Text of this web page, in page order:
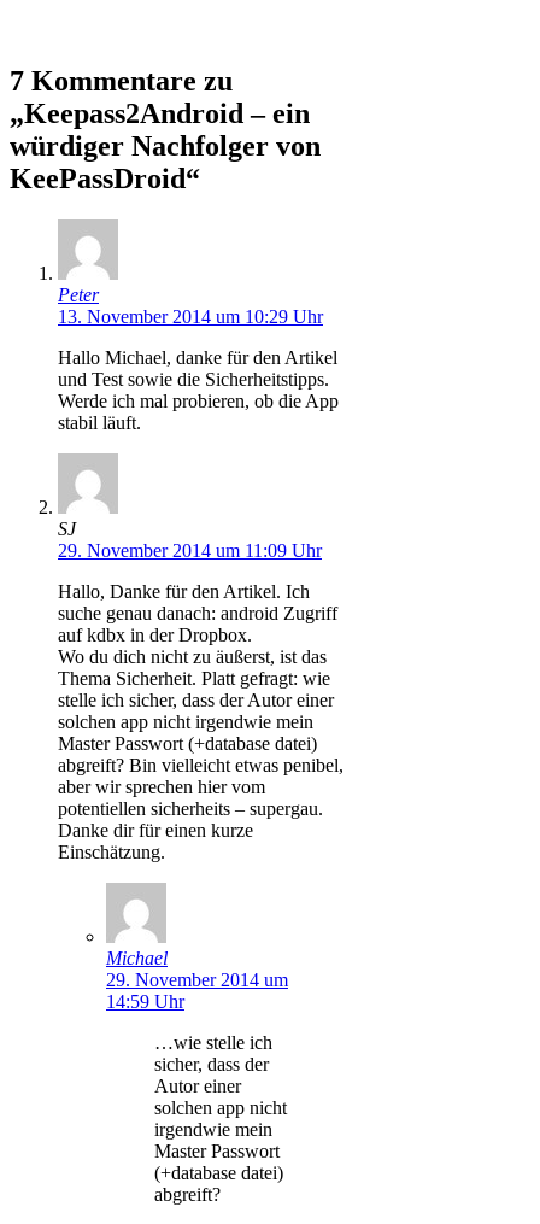
7 Kommentare zu
„Keepass2Android – ein
würdiger Nachfolger von
KeePassDroid“
Peter
13. November 2014 um 10:29 Uhr
Hallo Michael, danke für den Artikel
und Test sowie die Sicherheitstipps.
Werde ich mal probieren, ob die App
stabil läuft.
SJ
29. November 2014 um 11:09 Uhr
Hallo, Danke für den Artikel. Ich
suche genau danach: android Zugriff
auf kdbx in der Dropbox.
Wo du dich nicht zu äußerst, ist das
Thema Sicherheit. Platt gefragt: wie
stelle ich sicher, dass der Autor einer
solchen app nicht irgendwie mein
Master Passwort (+database datei)
abgreift? Bin vielleicht etwas penibel,
aber wir sprechen hier vom
potentiellen sicherheits – supergau.
Danke dir für einen kurze
Einschätzung.
Michael
29. November 2014 um
14:59 Uhr
…wie stelle ich
sicher, dass der
Autor einer
solchen app nicht
irgendwie mein
Master Passwort
(+database datei)
abgreift?